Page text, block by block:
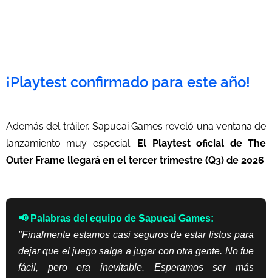
¡Playtest confirmado para este año!
Además del tráiler, Sapucai Games reveló una ventana de
lanzamiento muy especial. El Playtest oficial de The
Outer Frame llegará en el tercer trimestre (Q3) de 2026.
📢 Palabras del equipo de Sapucai Games:
"Finalmente estamos casi seguros de estar listos para
dejar que el juego salga a jugar con otra gente. No fue
fácil, pero era inevitable. Esperamos ser más